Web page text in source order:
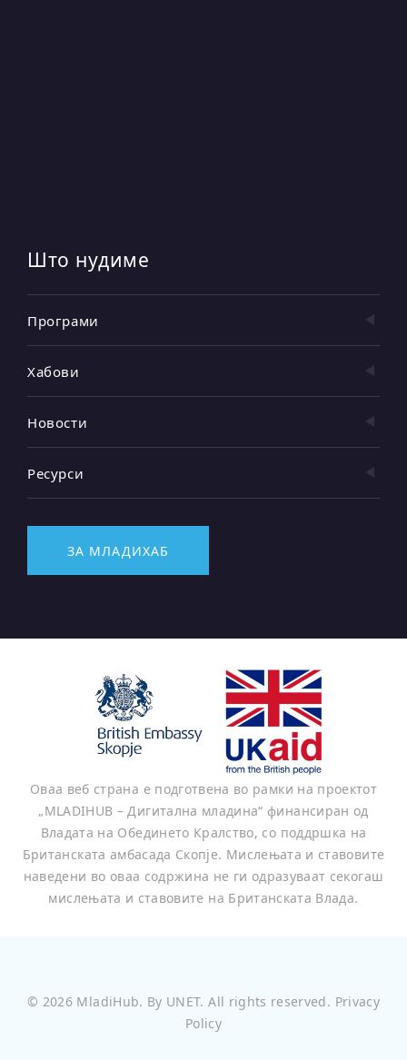
Што нудиме
Програми
Хабови
Новости
Ресурси
ЗА МЛАДИХАБ
Оваа веб страна е подготвена во рамки на проектот
„MLADIHUB – Дигитална младина“ финансиран од
Владата на Обединето Кралство, со поддршка на
Британската амбасада Скопје. Мислењата и ставовите
наведени во оваа содржина не ги одразуваат секогаш
мислењата и ставовите на Британската Влада.
© 2026 MladiHub. By UNET. All rights reserved. Privacy
Policy